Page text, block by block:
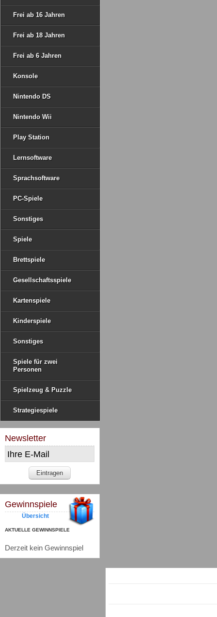
Frei ab 16 Jahren
Frei ab 18 Jahren
Frei ab 6 Jahren
Konsole
Nintendo DS
Nintendo Wii
Play Station
Lernsoftware
Sprachsoftware
PC-Spiele
Sonstiges
Spiele
Brettspiele
Gesellschaftsspiele
Kartenspiele
Kinderspiele
Sonstiges
Spiele für zwei
Personen
Spielzeug & Puzzle
Strategiespiele
Newsletter
Gewinnspiele
Übersicht
AKTUELLE GEWINNSPIELE
Derzeit kein Gewinnspiel